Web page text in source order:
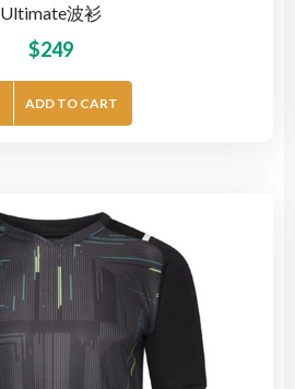
Ultimate波衫
$249
ADD TO CART